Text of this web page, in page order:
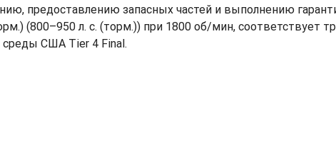
предоставлению запасных частей и выполнению
(800–950 л. с. (торм.)) при 1800 об/мин, соответствует
США Tier 4 Final.